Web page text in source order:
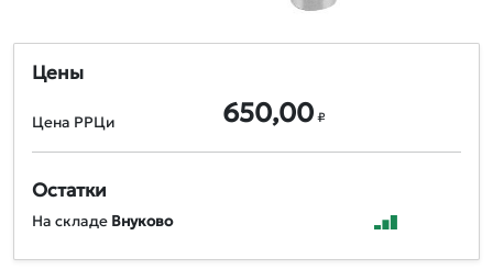
Цены
Цена РРЦи 650,00 ₽
Остатки
На складе Внуково